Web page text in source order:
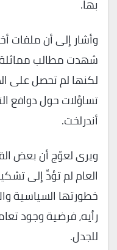
بها.
وأشار إلى أن ملفات
شهدت مطالب مماثلة
لكنها لم تحصل على
تساؤلات حول دوافع
أندرلخت.
ويرى لعوّج أن بعض
العام لم تؤدِّ إلى
خطورتها السياسية
رأيه، فرضية وجود
للجدل.